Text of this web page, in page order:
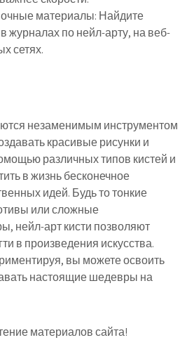
материалы: Найдите
журналах по нейл-арту, на веб-
сетях.
незаменимым инструментом
красивые рисунки и
различных типов кистей и
в жизнь бесконечное
идей. Будь то тонкие
или сложные
нейл-арт кисти позволяют
в произведения искусства.
вы можете освоить
настоящие шедевры на
материалов сайта!